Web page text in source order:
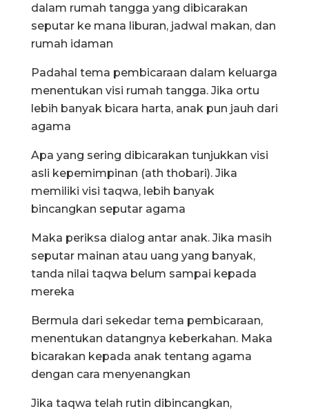
dalam rumah tangga yang dibicarakan
seputar ke mana liburan, jadwal makan, dan
rumah idaman
Padahal tema pembicaraan dalam keluarga
menentukan visi rumah tangga. Jika ortu
lebih banyak bicara harta, anak pun jauh dari
agama
Apa yang sering dibicarakan tunjukkan visi
asli kepemimpinan (ath thobari). Jika
memiliki visi taqwa, lebih banyak
bincangkan seputar agama
Maka periksa dialog antar anak. Jika masih
seputar mainan atau uang yang banyak,
tanda nilai taqwa belum sampai kepada
mereka
Bermula dari sekedar tema pembicaraan,
menentukan datangnya keberkahan. Maka
bicarakan kepada anak tentang agama
dengan cara menyenangkan
Jika taqwa telah rutin dibincangkan,